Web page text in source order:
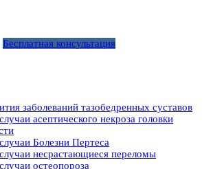
Бесплатная консультация
заболеваний тазобедренных суставов
асептического некроза головки
Болезни Пертеса
несрастающиеся переломы
остеопороза